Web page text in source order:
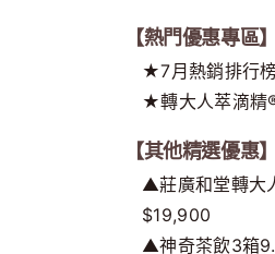
【熱門優惠專區】
★7月熱銷排行
★轉大人萃滴
【其他精選優惠】
▲莊廣和堂轉大
$19,900
▲神奇茶飲3箱